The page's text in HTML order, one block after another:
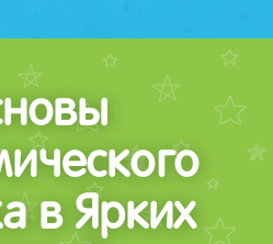
в Ярких